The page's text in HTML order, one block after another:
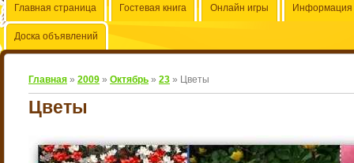
Главная страница Гостевая книга Онлайн игры Информация
Доска объявлений
Главная » 2009 » Октябрь » 23 » Цветы
Цветы